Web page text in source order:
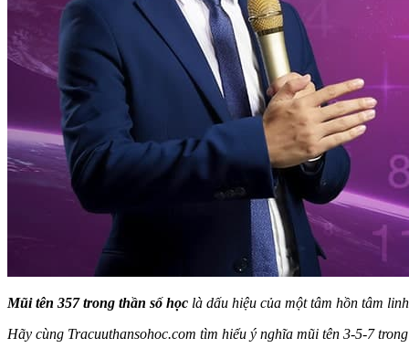
Mũi tên 357 trong thần số học là dấu hiệu của một tâm hồn tâm
Hãy cùng Tracuuthansohoc.com tìm hiểu ý nghĩa mũi tên 3-5-7